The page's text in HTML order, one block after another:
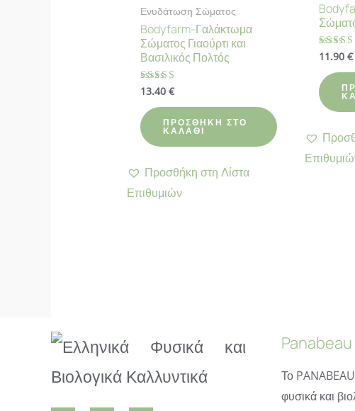
Ενυδάτωση Σώματος
Bodyfarm-Γαλάκτωμα
Σώματος Γιαούρτι και
Βασιλικός Πολτός
Βαθμολογήθηκε
4.70
από 5
13.40 €
ΠΡΟΣΘΉΚΗ ΣΤΟ
ΚΑΛΆΘΙ
Προσθήκη στη Λίστα
Επιθυμιών
4.80
από 5
11.90 €
Panabeau
Το PANABEAU
φυσικά και